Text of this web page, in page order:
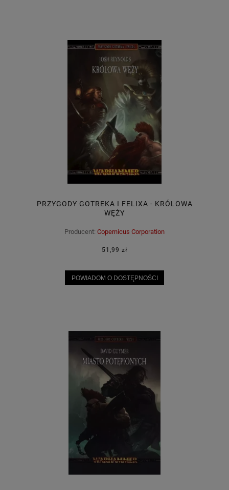
PRZYGODY GOTREKA I FELIXA - KRÓLOWA
WĘŻY
Producent: Copernicus Corporation
51,99 zł
POWIADOM O DOSTĘPNOŚCI